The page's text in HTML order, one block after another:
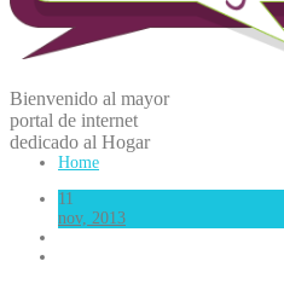
Bienvenido al mayor
portal de internet
dedicado al Hogar
Home
11
nov, 2013